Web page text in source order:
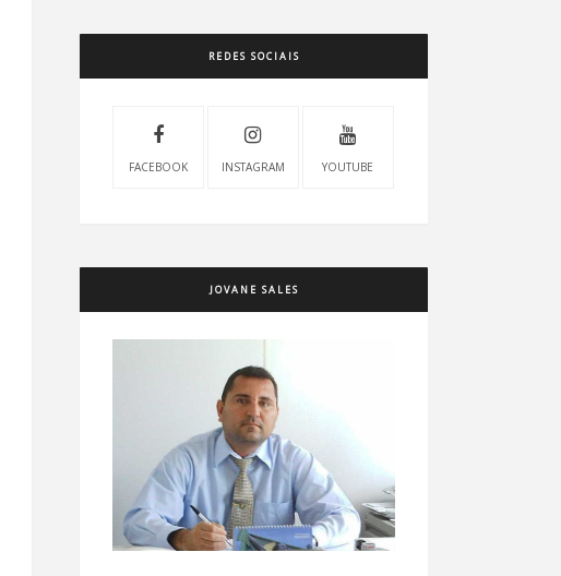
REDES SOCIAIS
FACEBOOK INSTAGRAM YOUTUBE
JOVANE SALES